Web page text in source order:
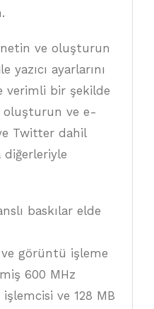
ve oluşturun
yazıcı ayarlarını
verimli bir şekilde
oluşturun ve e-
Twitter dahil
diğerleriyle
baskılar elde
ve görüntü işleme
600 MHz
ve 128 MB